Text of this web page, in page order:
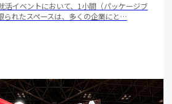
活イベントにおいて、1小間（パッケージブ
られたスペースは、多くの企業にと…